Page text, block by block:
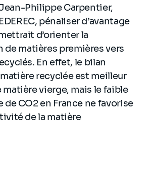
Philippe Carpentier,
pénaliser d’avantage
d’orienter la
matières premières vers
En effet, le bilan
recyclée est meilleur
matière vierge, mais le faible
de CO2 en France ne favorise
de la matière